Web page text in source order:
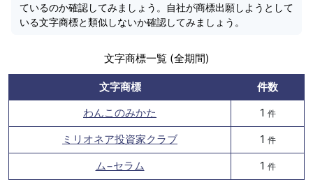
ているのか確認してみましょう。自社が商標出願しようとして
いる文字商標と類似しないか確認してみましょう。
文字商標一覧 (全期間)
文字商標
件数
わんこのみかた
1 件
ミリオネア投資家クラブ 1 件
ム−セラム 1 件